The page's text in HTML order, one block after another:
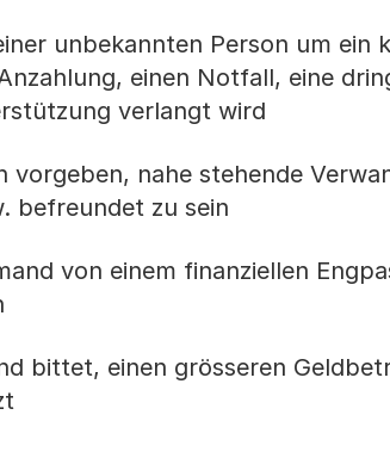
unbekannten Person um ein
einen Notfall, eine
verlangt wird
nahe stehende
befreundet zu sein
von einem finanziellen
einen grösseren